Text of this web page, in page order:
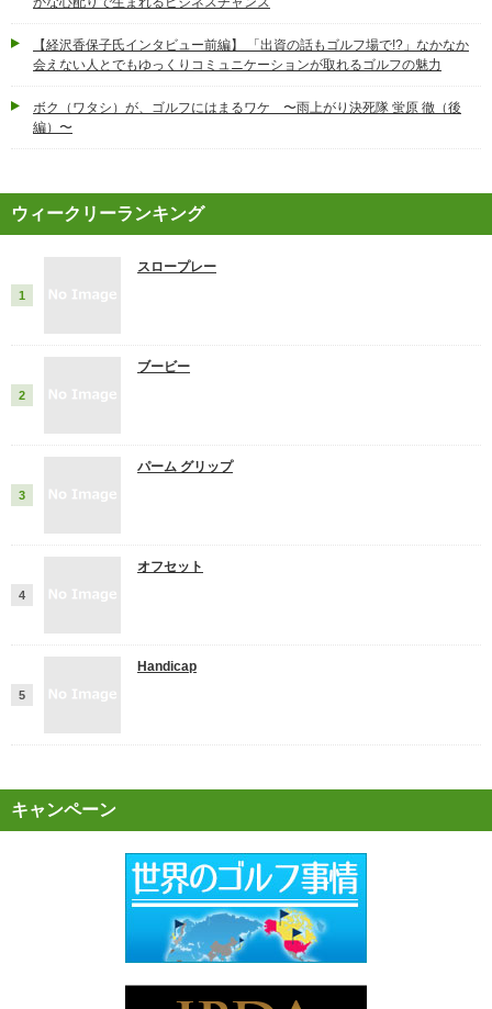
【経沢香保子氏インタビュー前編】 「出資の話もゴルフ場で!?」なかなか
会えない人とでもゆっくりコミュニケーションが取れるゴルフの魅力
ボク（ワタシ）が、ゴルフにはまるワケ 〜雨上がり決死隊 蛍原 徹（後
編）〜
ウィークリーランキング
スロープレー
ブービー
パーム グリップ
オフセット
Handicap
キャンペーン